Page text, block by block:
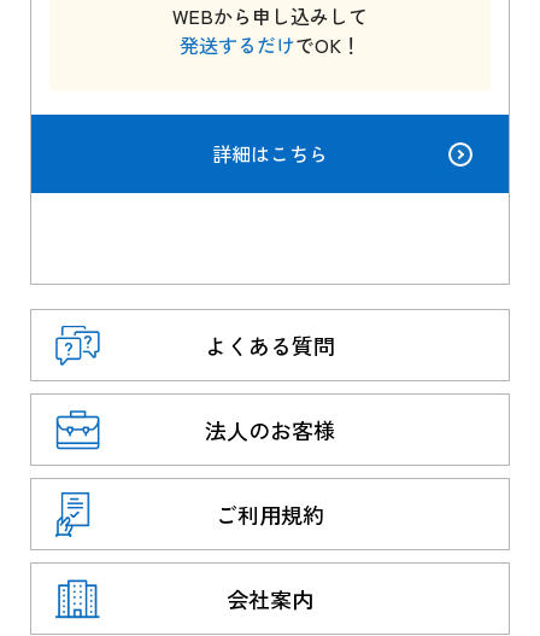
WEBから申し込みして
発送するだけでOK！
詳細はこちら
よくある質問
法人のお客様
ご利用規約
会社案内